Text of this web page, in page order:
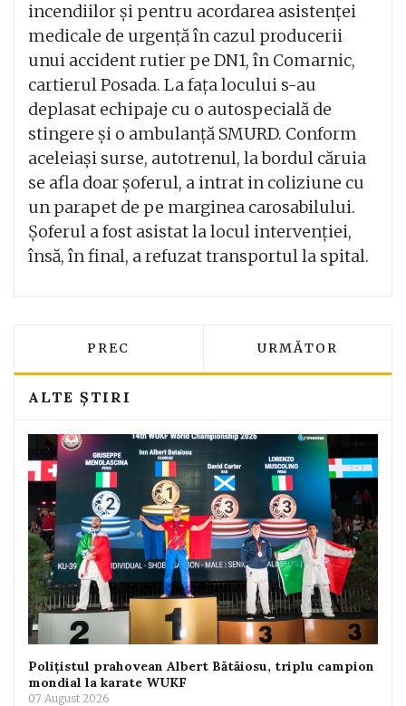
incendiilor și pentru acordarea asistenței
medicale de urgență în cazul producerii
unui accident rutier pe DN1, în Comarnic,
cartierul Posada. La fața locului s-au
deplasat echipaje cu o autospecială de
stingere și o ambulanță SMURD. Conform
aceleiași surse, autotrenul, la bordul căruia
se afla doar șoferul, a intrat in coliziune cu
un parapet de pe marginea carosabilului.
Șoferul a fost asistat la locul intervenției,
însă, în final, a refuzat transportul la spital.
ARTICOL PRECEDENT: MII DE
PREC ARTICOLUL
URMĂTOR
ALTE ȘTIRI
Polițistul prahovean Albert Bătăiosu, triplu campion
mondial la karate WUKF
07 August 2026